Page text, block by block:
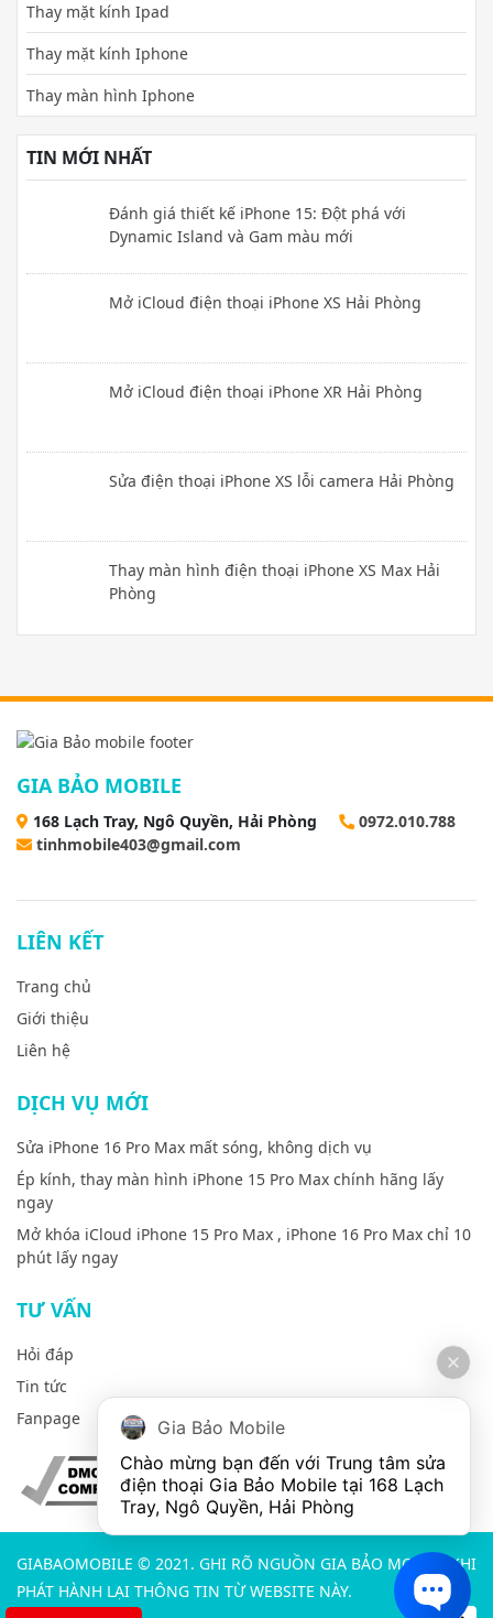
Thay mặt kính Ipad
Thay mặt kính Iphone
Thay màn hình Iphone
TIN MỚI NHẤT
Đánh giá thiết kế iPhone 15: Đột phá với
Dynamic Island và Gam màu mới
Mở iCloud điện thoại iPhone XS Hải Phòng
Mở iCloud điện thoại iPhone XR Hải Phòng
Sửa điện thoại iPhone XS lỗi camera Hải Phòng
Thay màn hình điện thoại iPhone XS Max Hải
Phòng
GIA BẢO MOBILE
168 Lạch Tray, Ngô Quyền, Hải Phòng
0972.010.788
tinhmobile403@gmail.com
LIÊN KẾT
Trang chủ
Giới thiệu
Liên hệ
DỊCH VỤ MỚI
Sửa iPhone 16 Pro Max mất sóng, không dịch vụ
Ép kính, thay màn hình iPhone 15 Pro Max chính hãng lấy
ngay
Mở khóa iCloud iPhone 15 Pro Max , iPhone 16 Pro Max chỉ 10
phút lấy ngay
TƯ VẤN
Hỏi đáp
Tin tức
Fanpage
GIABAOMOBILE © 2021. GHI RÕ NGUỒN GIA BẢO MOBILE KHI
PHÁT HÀNH LẠI THÔNG TIN TỪ WEBSITE NÀY.
Gia Bảo Mobile
Chào mừng bạn đến với Trung tâm sửa
điện thoại Gia Bảo Mobile tại 168 Lạch
Tray, Ngô Quyền, Hải Phòng